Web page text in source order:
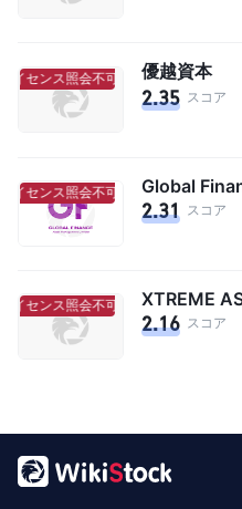
イセンス照会不可 ライセンス照会不可
優越資本
2.35 スコア
イセンス照会不可 ライセンス照会不可
2.31 スコア
イセンス照会不可 ライセンス照会不可
XTREME
2.16 スコア